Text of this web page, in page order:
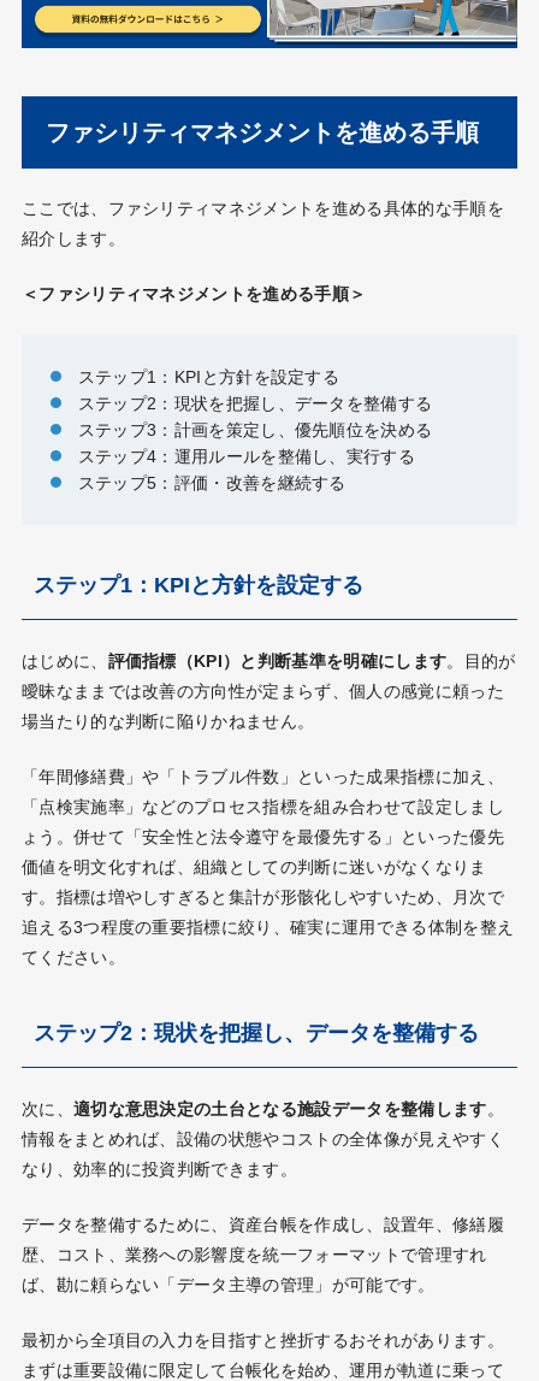
ファシリティマネジメントを進める手順
ここでは、ファシリティマネジメントを進める具体的な手順を
紹介します。
＜ファシリティマネジメントを進める手順＞
ステップ1：KPIと方針を設定する
ステップ2：現状を把握し、データを整備する
ステップ3：計画を策定し、優先順位を決める
ステップ4：運用ルールを整備し、実行する
ステップ5：評価・改善を継続する
ステップ1：KPIと方針を設定する
はじめに、 評価指標（KPI）と判断基準を明確にします。目的が
曖昧なままでは改善の方向性が定まらず、個人の感覚に頼った
場当たり的な判断に陥りかねません。
「年間修繕費」や「トラブル件数」といった成果指標に加え、
「点検実施率」などのプロセス指標を組み合わせて設定しまし
ょう。併せて「安全性と法令遵守を最優先する」といった優先
価値を明文化すれば、組織としての判断に迷いがなくなりま
す。指標は増やしすぎると集計が形骸化しやすいため、月次で
追える3つ程度の重要指標に絞り、確実に運用できる体制を整え
てください。
ステップ2：現状を把握し、データを整備する
次に、 適切な意思決定の土台となる施設データを整備します。
情報をまとめれば、設備の状態やコストの全体像が見えやすく
なり、効率的に投資判断できます。
データを整備するために、資産台帳を作成し、設置年、修繕履
歴、コスト、業務への影響度を統一フォーマットで管理すれ
ば、勘に頼らない「データ主導の管理」が可能です。
最初から全項目の入力を目指すと挫折するおそれがあります。
まずは重要設備に限定して台帳化を始め、運用が軌道に乗って